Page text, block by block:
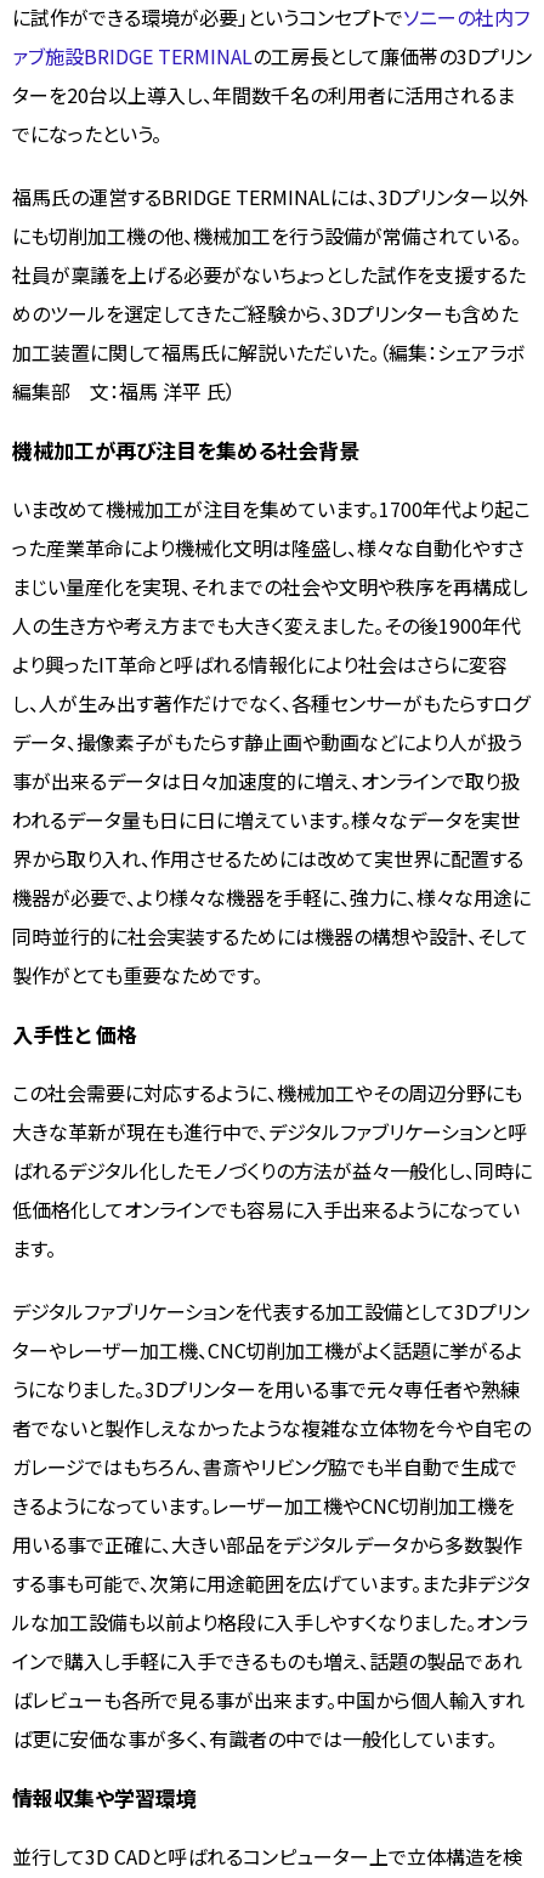
に試作ができる環境が必要」というコンセプトでソニーの社内フ
ァブ施設BRIDGE TERMINALの工房長として廉価帯の3Dプリン
ターを20台以上導入し、年間数千名の利用者に活用されるま
でになったという。
福馬氏の運営するBRIDGE TERMINALには、3Dプリンター以外
にも切削加工機の他、機械加工を行う設備が常備されている。
社員が稟議を上げる必要がないちょっとした試作を支援するた
めのツールを選定してきたご経験から、3Dプリンターも含めた
加工装置に関して福馬氏に解説いただいた。（編集：シェアラボ
編集部 文：福馬 洋平 氏）
機械加工が再び注目を集める社会背景
いま改めて機械加工が注目を集めています。1700年代より起こ
った産業革命により機械化文明は隆盛し、様々な自動化やすさ
まじい量産化を実現、それまでの社会や文明や秩序を再構成し
人の生き方や考え方までも大きく変えました。その後1900年代
より興ったIT革命と呼ばれる情報化により社会はさらに変容
し、人が生み出す著作だけでなく、各種センサーがもたらすログ
データ、撮像素子がもたらす静止画や動画などにより人が扱う
事が出来るデータは日々加速度的に増え、オンラインで取り扱
われるデータ量も日に日に増えています。様々なデータを実世
界から取り入れ、作用させるためには改めて実世界に配置する
機器が必要で、より様々な機器を手軽に、強力に、様々な用途に
同時並行的に社会実装するためには機器の構想や設計、そして
製作がとても重要なためです。
入手性と 価格
この社会需要に対応するように、機械加工やその周辺分野にも
大きな革新が現在も進行中で、デジタルファブリケーションと呼
ばれるデジタル化したモノづくりの方法が益々一般化し、同時に
低価格化してオンラインでも容易に入手出来るようになってい
ます。
デジタルファブリケーションを代表する加工設備として3Dプリン
ターやレーザー加工機、CNC切削加工機がよく話題に挙がるよ
うになりました。3Dプリンターを用いる事で元々専任者や熟練
者でないと製作しえなかったような複雑な立体物を今や自宅の
ガレージではもちろん、書斎やリビング脇でも半自動で生成で
きるようになっています。レーザー加工機やCNC切削加工機を
用いる事で正確に、大きい部品をデジタルデータから多数製作
する事も可能で、次第に用途範囲を広げています。また非デジタ
ルな加工設備も以前より格段に入手しやすくなりました。オンラ
インで購入し手軽に入手できるものも増え、話題の製品であれ
ばレビューも各所で見る事が出来ます。中国から個人輸入すれ
ば更に安価な事が多く、有識者の中では一般化しています。
情報収集や学習環境
並行して3D CADと呼ばれるコンピューター上で立体構造を検